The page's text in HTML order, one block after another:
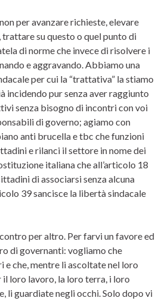
per avanzare richieste, elevare
su questo o quel punto di
di norme che invece di risolvere i
e aggravando. Abbiamo una
per cui la “trattativa” la stiamo
incidendo pur senza aver raggiunto
senza bisogno di incontri con voi
di governo; agiamo con
anti brucella e tbc che funzioni
e rilanci il settore in nome dei
italiana che all’articolo 18
di associarsi senza alcuna
39 sancisce la libertà sindacale
per altro. Per farvi un favore ed
di governanti: vogliamo che
che, mentre li ascoltate nel loro
il loro lavoro, la loro terra, i loro
li guardiate negli occhi. Solo dopo vi